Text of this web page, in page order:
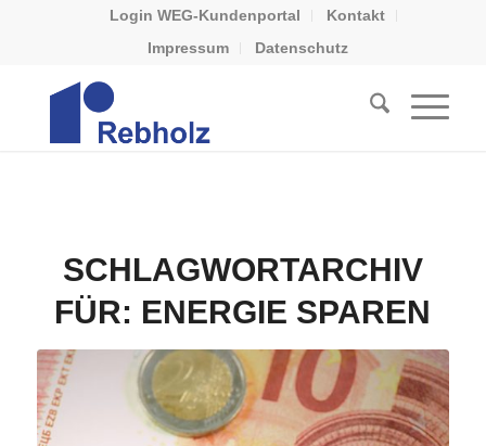
Login WEG-Kundenportal
Kontakt
Impressum
Datenschutz
SCHLAGWORTARCHIV
FÜR: ENERGIE SPAREN